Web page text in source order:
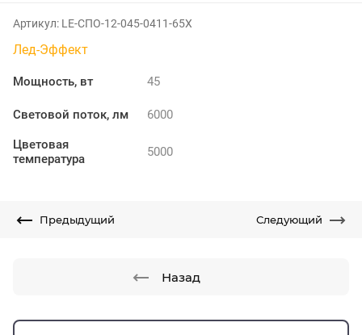
Артикул: LE-СПО-12-045-0411-65Х
Лед-Эффект
Мощность, вт 45
Световой поток, лм 6000
Цветовая
температура
5000
Предыдущий Следующий
Назад